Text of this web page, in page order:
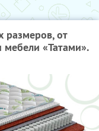
размеров, от
«Татами».